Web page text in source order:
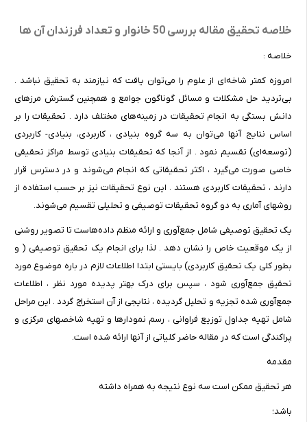
خلاصه تحقیق مقاله بررسی 50 خانوار و تعداد فرزندان آن ها
خلاصه :
امروزه کمتر شاخه‌ای از علوم را می‌توان یافت که نیازمند به تحقیق نباشد .
بی‌تردید حل مشکلات و مسائل گوناگون جوامع و همچنین گسترش مرزهای
دانش بستگی به انجام تحقیقات در زمینه‌های مختلف دارد . تحقیقات را بر
اساس نتایج آنها می‌توان به سه گروه بنیادی ، کاربردی، بنیادی- کاربردی
(توسعه‌ای) تقسیم نمود . از آنجا که تحقیقات بنیادی توسط مراکز تحقیقی
خاصی صورت می‌گیرد ، اکثر تحقیقاتی که انجام می‌شوند و در دسترس قرار
دارند ، تحقیقات کاربردی هستند . این نوع تحقیقات نیز بر حسب استفاده از
روشهای آماری به دو گروه تحقیقات توصیفی و تحلیلی تقسیم می‌شوند.
یک تحقیق توصیفی شامل جمع‌آوری و ارائه منظم داده‌هاست تا تصویر روشنی
از یک موقعیت خاص را نشان دهد . لذا برای انجام یک تحقیق توصیفی ( و
بطور کلی یک تحقیق کاربردی) بایستی ابتدا اطلاعات لازم در باره موضوع مورد
تحقیق جمع‌آوری شود ، سپس برای درک بهتر پدیده مورد نظر ، اطلاعات
جمع‌آوری شده تجزیه و تحلیل گردیده ، نتایجی از آن استخراج گردد . این مراحل
شامل تهیه جداول توزیع فراوانی ، رسم نمودارها و تهیه شاخصهای مرکزی و
پراکندگی است که در مقاله حاضر کلیاتی از آنها ارائه شده است.
مقدمه
هر تحقیق ممکن است سه نوع نتیجه به همراه داشته
باشد؛